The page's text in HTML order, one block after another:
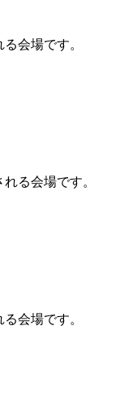
会場です。
る会場です。
会場です。